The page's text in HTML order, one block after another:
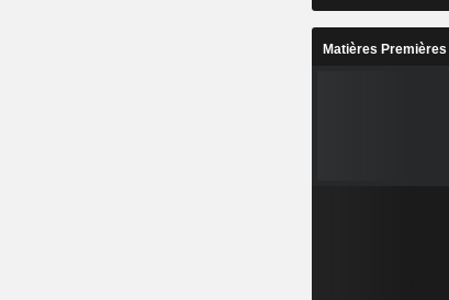
Matières Premières